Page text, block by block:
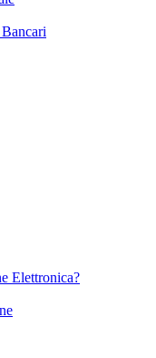
Elettronica?